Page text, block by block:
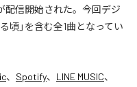
配信開始された。今回デジ
頃」を含む全1曲となってい
、 Spotify、 LINE MUSIC、